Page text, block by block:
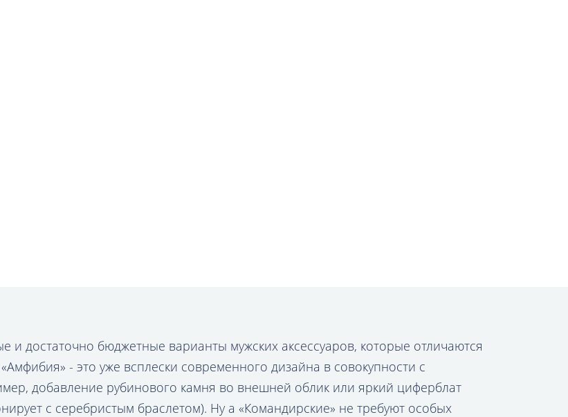
и достаточно бюджетные варианты мужских аксессуаров, которые отличаются
- это уже всплески современного дизайна в совокупности с
добавление рубинового камня во внешней облик или яркий циферблат
с серебристым браслетом). Ну а «Командирские» не требуют особых